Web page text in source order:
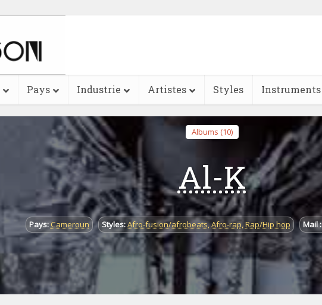
Pays Industrie Artistes Styles Instruments
Albums (10)
Al-K
Pays: Cameroun Styles:Afro-fusion/afrobeats,Afro-rap,Rap/Hip hop Mail :